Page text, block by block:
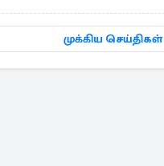
முக்கிய செய்திகள்